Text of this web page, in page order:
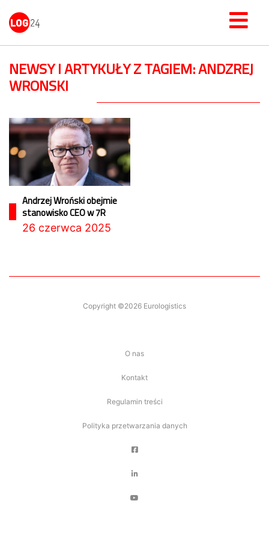
NEWSY I ARTYKUŁY Z TAGIEM: ANDZREJ
WRONSKI
Andrzej Wroński obejmie
stanowisko CEO w 7R
26 czerwca 2025
Copyright ©2026 Eurologistics
O nas
Kontakt
Regulamin treści
Polityka przetwarzania danych